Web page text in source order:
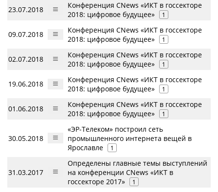
23.07.2018
Конференция CNews «ИКТ в госсекторе
2018: цифровое будущее»
1
09.07.2018
Конференция CNews «ИКТ в госсекторе
2018: цифровое будущее»
1
02.07.2018
Конференция CNews «ИКТ в госсекторе
2018: цифровое будущее»
1
19.06.2018
Конференция CNews «ИКТ в госсекторе
2018: цифровое будущее»
1
01.06.2018
Конференция CNews «ИКТ в госсекторе
2018: цифровое будущее»
1
30.05.2018
«ЭР-Телеком» построил сеть
промышленного интернета вещей в
Ярославле
1
31.03.2017
Определены главные темы выступлений
на конференции CNews «ИКТ в
госсекторе 2017»
1